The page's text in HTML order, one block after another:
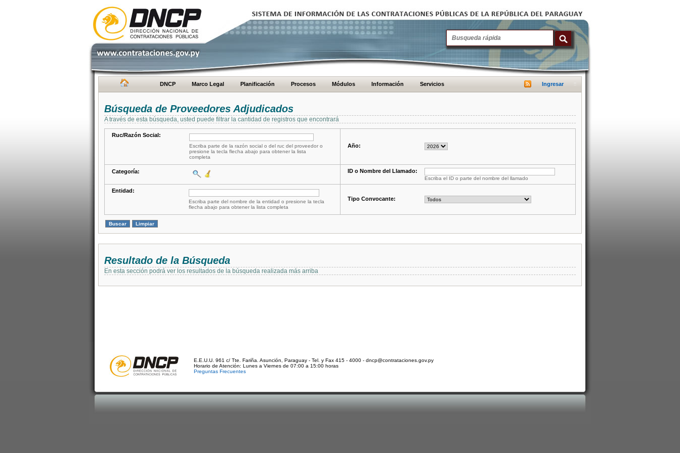
DNCP Marco Legal Planificación Procesos Módulos Información Servicios Ingresar
Búsqueda de Proveedores Adjudicados
A través de esta búsqueda, usted puede filtrar la cantidad de registros que encontrará
Ruc/Razón Social:
Escriba parte de la razón social o del ruc del proveedor o
presione la tecla flecha abajo para obtener la lista
completa
Año:
Categoría: ID o Nombre del Llamado:
Escriba el ID o parte del nombre del llamado
Entidad:
Escriba parte del nombre de la entidad o presione la tecla
flecha abajo para obtener la lista completa
Tipo Convocante:
Resultado de la Búsqueda
En esta sección podrá ver los resultados de la búsqueda realizada más arriba
E.E.U.U. 961 c/ Tte. Fariña. Asunción, Paraguay - Tel. y Fax 415 - 4000 - dncp@contrataciones.gov.py
Horario de Atención: Lunes a Viernes de 07:00 a 15:00 horas
Preguntas Frecuentes